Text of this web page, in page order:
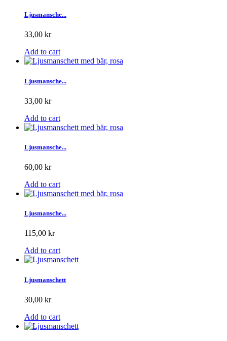
Ljusmansche...
33,00 kr
Add to cart
Ljusmansche...
33,00 kr
Add to cart
Ljusmansche...
60,00 kr
Add to cart
Ljusmansche...
115,00 kr
Add to cart
Ljusmanschett
30,00 kr
Add to cart